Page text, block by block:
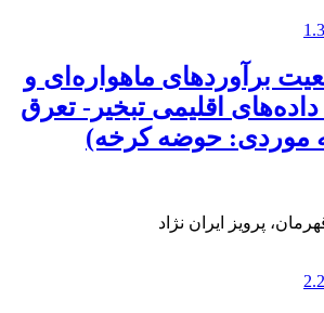
برآوردهای ماهواره‌ای و
داده‌های اقلیمی تبخیر- تعرق
موردی: حوضه کرخه)
پرویز ایران نژاد